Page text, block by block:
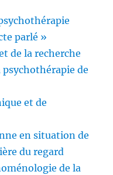
parlé »
de la recherche
de
et de
en situation de
du regard
de la